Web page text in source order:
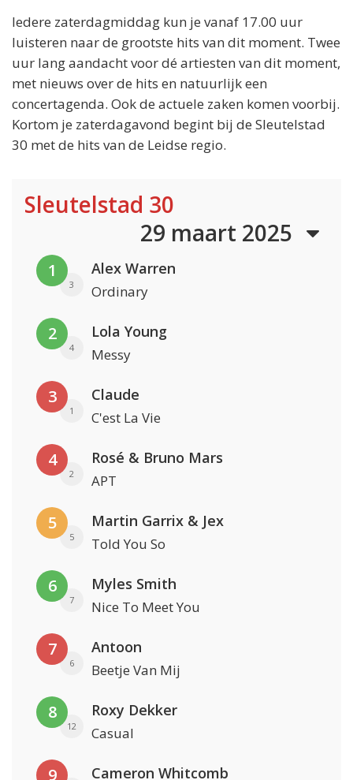
Iedere zaterdagmiddag kun je vanaf 17.00 uur
luisteren naar de grootste hits van dit moment. Twee
uur lang aandacht voor dé artiesten van dit moment,
met nieuws over de hits en natuurlijk een
concertagenda. Ook de actuele zaken komen voorbij.
Kortom je zaterdagavond begint bij de Sleutelstad
30 met de hits van de Leidse regio.
Sleutelstad 30
29 maart 2025
1
3
Alex Warren
Ordinary
2
4
Lola Young
Messy
3
1
Claude
C'est La Vie
4
2
Rosé & Bruno Mars
APT
5
5
Martin Garrix & Jex
Told You So
6
7
Myles Smith
Nice To Meet You
7
6
Antoon
Beetje Van Mij
8
12
Roxy Dekker
Casual
9 Cameron Whitcomb